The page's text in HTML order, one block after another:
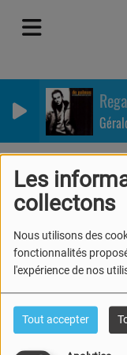
Les
collectons
Nous utilisons des
fonctionnalités
l'expérience de nos
Tout accepter